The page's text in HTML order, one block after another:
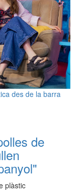
des de la barra
de
plàstic